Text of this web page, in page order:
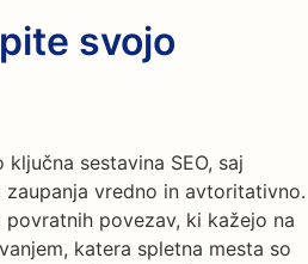
svojo
sestavina SEO, saj
vredno in avtoritativno.
povezav, ki kažejo na
katera spletna mesta so